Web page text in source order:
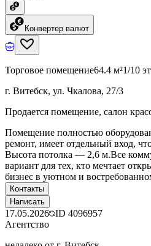
Конвертер валют
Торговое помещение64.4 м²1/10
г. Витебск, ул. Чкалова, 27/3
Продается помещение, салон
Помещение полностью
ремонт, имеет отдельный вход,
Высота потолка — 2,6 м.Все
вариант для тех, кто мечтает
бизнес в уютном и
Контакты
Написать
17.05.2026 ID 4096957
Агентство